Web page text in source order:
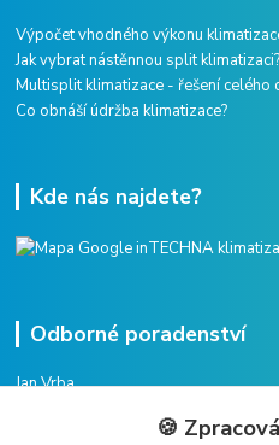
Výpočet vhodného výkonu
Jak vybrat nástěnnou split klimatizaci?
Multisplit klimatizace - řešení celého
Co obnáší údržba klimatizace?
Kde nás najdete?
Odborné poradenství
Jan Vrba
🍪